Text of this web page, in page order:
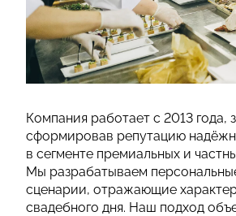
Компания работает с 2013 года,
сформировав репутацию
в сегменте премиальных и
Мы разрабатываем
сценарии, отражающие
свадебного дня. Наш подход